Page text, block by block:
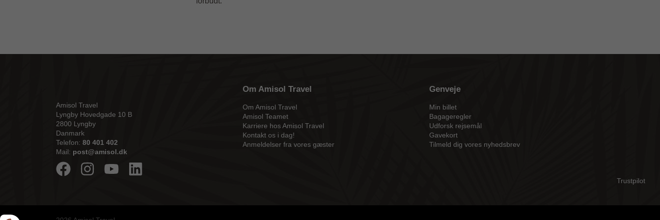
Amisol Travel
Lyngby Hovedgade 10 B
2800 Lyngby
Danmark
Telefon: 80 401 402
Mail: post@amisol.dk
Om Amisol Travel
Om Amisol Travel
Amisol Teamet
Karriere hos Amisol Travel
Kontakt os i dag!
Anmeldelser fra vores gæster
Genveje
Min billet
Bagageregler
Udforsk rejsemål
Gavekort
Tilmeld dig vores nyhedsbrev
Trustpilot